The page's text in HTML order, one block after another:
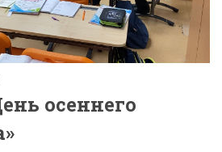
осеннего